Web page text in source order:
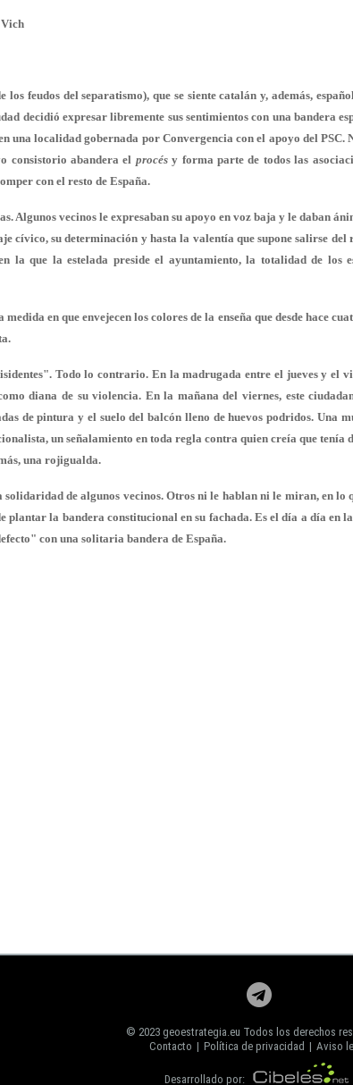
los feudos del separatismo), que se siente catalán y, además,
decidió expresar libremente sus sentimientos con una bandera
una localidad gobernada por Convergencia con el apoyo del PSC.
consistorio abandera el procésy forma parte de todos las
con el resto de España.
Algunos vecinos le expresaban su apoyo en voz baja y le daban
cívico, su determinación y hasta la valentía que supone salirse del
la que la estelada preside el ayuntamiento, la totalidad de los
en que envejecen los colores de la enseña que desde hace
Todo lo contrario. En la madrugada entre el jueves y el
diana de su violencia. En la mañana del viernes, este
de pintura y el suelo del balcón lleno de huevos podridos. Una
un señalamiento en toda regla contra quien creía que tenía
una rojigualda.
solidaridad de algunos vecinos. Otros ni le hablan ni le miran, en lo
la bandera constitucional en su fachada. Es el día a día en
con una solitaria bandera de España.
© 2023 geoestrategia.eu Todos los derechos
Contacto | Política de privacidad | Aviso
Desarrollado por: